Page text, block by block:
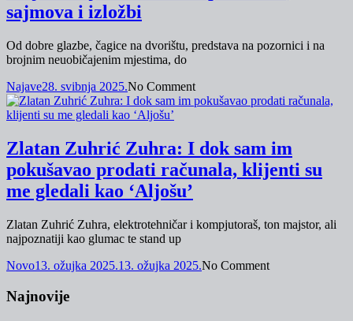
sajmova i izložbi
Od dobre glazbe, čagice na dvorištu, predstava na pozornici i na
brojnim neuobičajenim mjestima, do
Najave28. svibnja 2025.No Comment
Zlatan Zuhrić Zuhra: I dok sam im
pokušavao prodati računala, klijenti su
me gledali kao ‘Aljošu’
Zlatan Zuhrić Zuhra, elektrotehničar i kompjutoraš, ton majstor, ali
najpoznatiji kao glumac te stand up
Novo13. ožujka 2025.13. ožujka 2025.No Comment
Najnovije